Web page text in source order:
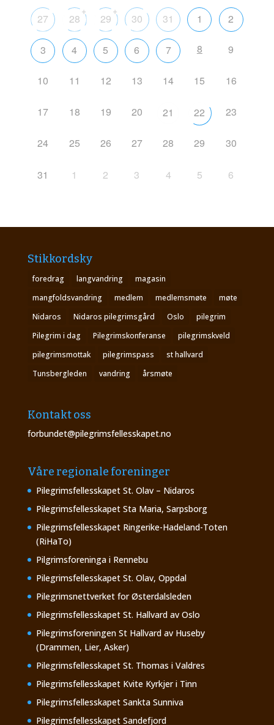
27
28
+
29
+
30 31 1 2
3 4 5 6 7 8 9
10 11 12 13 14 15 16
17 18 19 20 21 22 23
24 25 26 27 28 29 30
31 1 2 3 4 5 6
Stikkordsky
foredrag langvandring
magasin
mangfoldsvandring
medlem medlemsmøte
møte
Nidaros
Nidaros pilegrimsgård Oslo
pilegrim
Pilegrim i dag
Pilegrimskonferanse
pilegrimskveld
pilegrimsmottak
pilegrimspass
st hallvard
Tunsbergleden
vandring årsmøte
Kontakt oss
forbundet@pilegrimsfellesskapet.no
Våre regionale foreninger
Pilegrimsfellesskapet St. Olav – Nidaros
Pilegrimsfellesskapet Sta Maria, Sarpsborg
Pilegrimsfellesskapet Ringerike-Hadeland-Toten
(RiHaTo)
Pilgrimsforeninga i Rennebu
Pilegrimsfellesskapet St. Olav, Oppdal
Pilegrimsnettverket for Østerdalsleden
Pilegrimsfellesskapet St. Hallvard av Oslo
Pilegrimsforeningen St Hallvard av Huseby
(Drammen, Lier, Asker)
Pilegrimsfellesskapet St. Thomas i Valdres
Pilegrimsfellesskapet Kvite Kyrkjer i Tinn
Pilegrimsfellesskapet Sankta Sunniva
Pilegrimsfellesskapet Sandefjord